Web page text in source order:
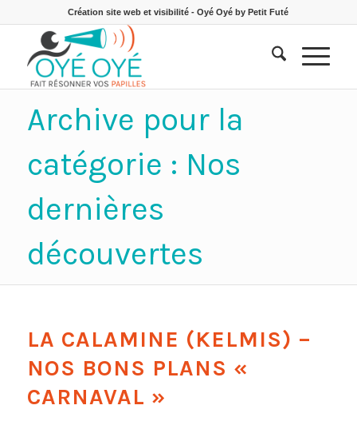
Création site web et visibilité - Oyé Oyé by Petit Futé
Archive pour la
catégorie : Nos
dernières
découvertes
LA CALAMINE (KELMIS) –
NOS BONS PLANS «
CARNAVAL »